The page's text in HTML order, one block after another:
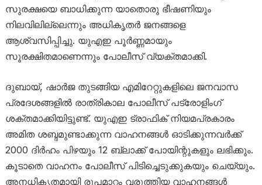
സുരക്ഷയെ ബാധിക്കുന്ന യാതൊരു ഭീഷണിയും
നിലവിലില്ലെന്നും അധികൃതർ ജനങ്ങളെ
ആശ്വസിപ്പിച്ചു. യുഎഇ പൂർണ്ണമായും
സുരക്ഷിതമാണെന്നും പോലീസ് വ്യക്തമാക്കി.
ദുബായ്, ഷാർജ തുടങ്ങിയ എമിറേറ്റുകളിലെ ജനവാസ
പ്രദേശങ്ങളിൽ രാത്രികാല പോലീസ് പട്രോളിംഗ്
ശക്തമാക്കിയിട്ടുണ്ട്. യുഎഇ ട്രാഫിക് നിയമപ്രകാരം
അമിത ശബ്ദമുണ്ടാക്കുന്ന വാഹനങ്ങൾ ഓടിക്കുന്നവർക്ക്
2000 ദിർഹം പിഴയും 12 ബ്ലാക്ക് പോയിന്റുകളും ലഭിക്കും.
കൂടാതെ വാഹനം പോലീസ് പിടിച്ചെടുക്കുകയും ചെയ്യും.
അനധികൃതമായി രൂപമാറ്റം വരുത്തിയ വാഹനങ്ങൾ